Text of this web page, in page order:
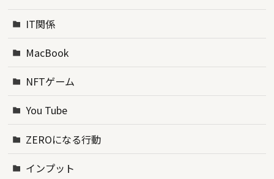
IT関係
MacBook
NFTゲーム
You Tube
ZEROになる行動
インプット